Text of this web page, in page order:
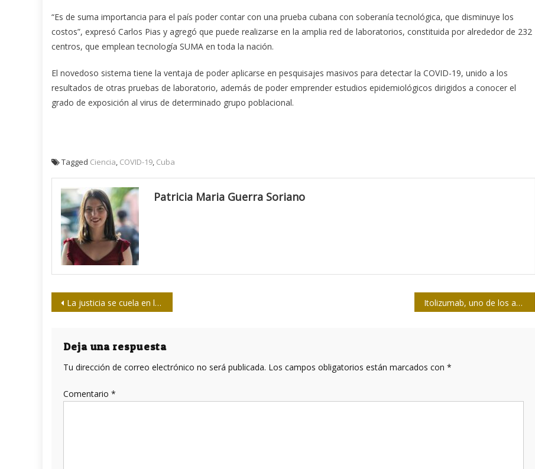
“Es de suma importancia para el país poder contar con una prueba cubana con soberanía tecnológica, que disminuye los
costos”, expresó Carlos Pias y agregó que puede realizarse en la amplia red de laboratorios, constituida por alrededor de 232
centros, que emplean tecnología SUMA en toda la nación.
El novedoso sistema tiene la ventaja de poder aplicarse en pesquisajes masivos para detectar la COVID-19, unido a los
resultados de otras pruebas de laboratorio, además de poder emprender estudios epidemiológicos dirigidos a conocer el
grado de exposición al virus de determinado grupo poblacional.
Tagged Ciencia, COVID-19, Cuba
Patricia Maria Guerra Soriano
Navegación
entradas
La justicia se cuela en la cola Itolizumab, uno de los anticuerpos monoclonales contra la COVID-19 en Cuba
Deja una respuesta
Tu dirección de correo electrónico no será publicada. Los campos obligatorios están marcados con *
Comentario *